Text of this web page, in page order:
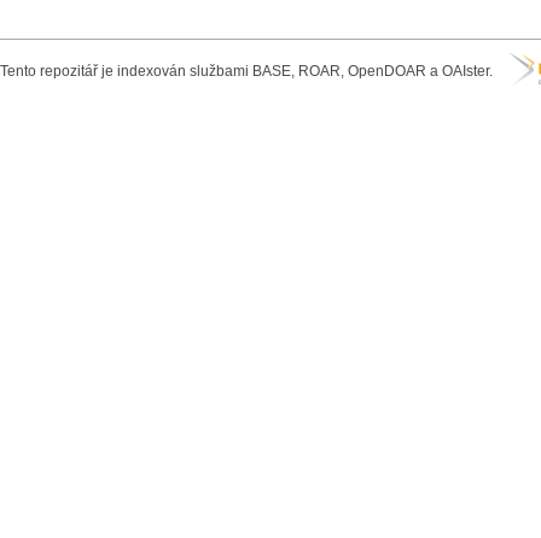
Tento repozitář je indexován službami BASE, ROAR, OpenDOAR a OAIster.